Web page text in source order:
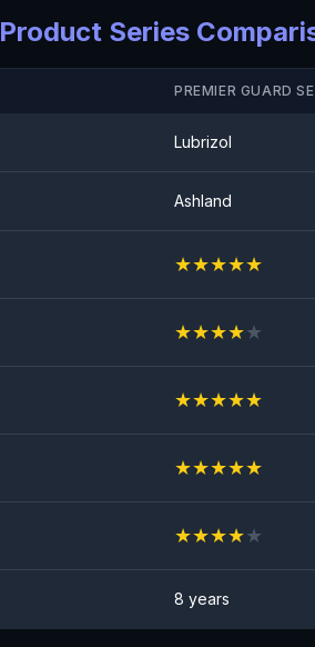
Product Series
PREMIER GUARD
Lubrizol
Ashland
★★★★★
★★★★★
★★★★★
★★★★★
★★★★★
8 years